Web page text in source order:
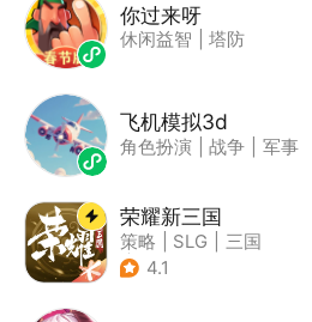
你过来呀
休闲益智 塔防
飞机模拟3d
角色扮演 战争 军事
荣耀新三国
策略 SLG
三国
| 中国风
4.1